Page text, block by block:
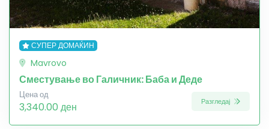
СУПЕР ДОМАЌИН
Mavrovo
Сместување во Галичник: Баба и Деде
Цена од
3,340.00 ден Разгледај